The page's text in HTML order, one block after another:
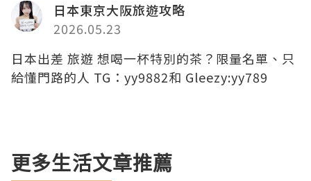
日本東京大阪旅遊攻略
2026.05.23
日本出差 旅遊 想喝一杯特別的茶？限量名單、只
給懂門路的人 TG：yy9882和 Gleezy:yy789
更多生活文章推薦